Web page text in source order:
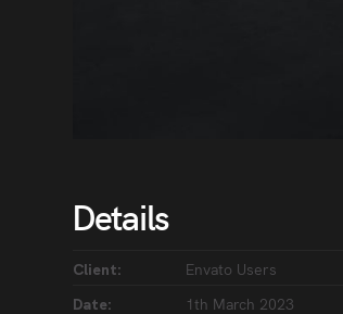
Details
Client: Envato Users
Date: 1th March 2023